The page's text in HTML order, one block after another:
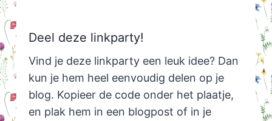
Deel deze linkparty!
Vind je deze linkparty een leuk idee? Dan
kun je hem heel eenvoudig delen op je
blog. Kopieer de code onder het plaatje,
en plak hem in een blogpost of in je